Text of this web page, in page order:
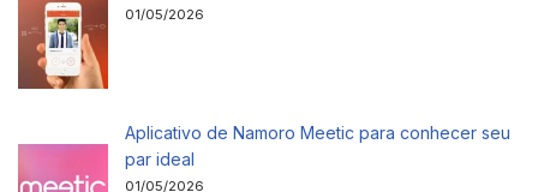
01/05/2026
Aplicativo de Namoro Meetic para conhecer seu
par ideal
01/05/2026